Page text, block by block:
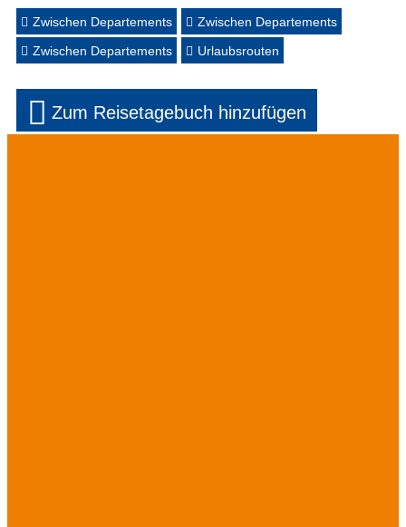
Zwischen Departements
Zwischen Departements
Zwischen Departements
Urlaubsrouten
Zum Reisetagebuch hinzufügen